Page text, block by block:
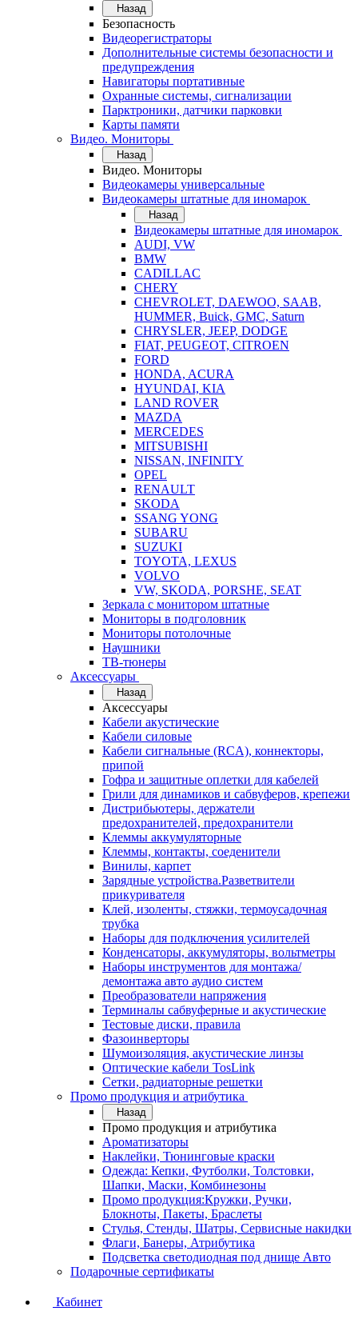
Назад
Безопасность
Видеорегистраторы
Дополнительные системы безопасности и
предупреждения
Навигаторы портативные
Охранные системы, сигнализации
Парктроники, датчики парковки
Карты памяти
Видео. Мониторы
Назад
Видео. Мониторы
Видеокамеры универсальные
Видеокамеры штатные для иномарок
Назад
Видеокамеры штатные для иномарок
AUDI, VW
BMW
CADILLAC
CHERY
CHEVROLET, DAEWOO, SAAB,
HUMMER, Buick, GMC, Saturn
CHRYSLER, JEEP, DODGE
FIAT, PEUGEOT, CITROEN
FORD
HONDA, ACURA
HYUNDAI, KIA
LAND ROVER
MAZDA
MERCEDES
MITSUBISHI
NISSAN, INFINITY
OPEL
RENAULT
SKODA
SSANG YONG
SUBARU
SUZUKI
TOYOTA, LEXUS
VOLVO
VW, SKODA, PORSHE, SEAT
Зеркала с монитором штатные
Мониторы в подголовник
Мониторы потолочные
Наушники
ТВ-тюнеры
Аксессуары
Назад
Аксессуары
Кабели акустические
Кабели силовые
Кабели сигнальные (RCA), коннекторы,
припой
Гофра и защитные оплетки для кабелей
Грили для динамиков и сабвуферов, крепежи
Дистрибьютеры, держатели
предохранителей, предохранители
Клеммы аккумуляторные
Клеммы, контакты, соеденители
Винилы, карпет
Зарядные устройства.Разветвители
прикуривателя
Клей, изоленты, стяжки, термоусадочная
трубка
Наборы для подключения усилителей
Конденсаторы, аккумуляторы, вольтметры
Наборы инструментов для монтажа/
демонтажа авто аудио систем
Преобразователи напряжения
Терминалы сабвуферные и акустические
Тестовые диски, правила
Фазоинверторы
Шумоизоляция, акустические линзы
Оптические кабели TosLink
Сетки, радиаторные решетки
Промо продукция и атрибутика
Назад
Промо продукция и атрибутика
Ароматизаторы
Наклейки, Тюнинговые краски
Одежда: Кепки, Футболки, Толстовки,
Шапки, Маски, Комбинезоны
Промо продукция:Кружки, Ручки,
Блокноты, Пакеты, Браслеты
Стулья, Стенды, Шатры, Сервисные накидки
Флаги, Банеры, Атрибутика
Подсветка светодиодная под днище Авто
Подарочные сертификаты
Кабинет